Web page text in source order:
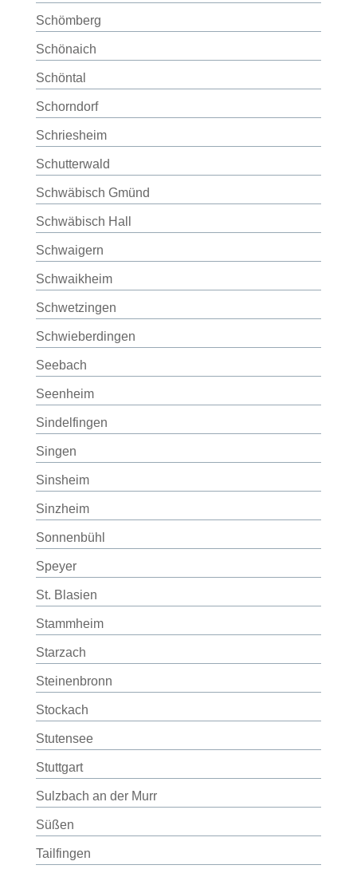
Schömberg
Schönaich
Schöntal
Schorndorf
Schriesheim
Schutterwald
Schwäbisch Gmünd
Schwäbisch Hall
Schwaigern
Schwaikheim
Schwetzingen
Schwieberdingen
Seebach
Seenheim
Sindelfingen
Singen
Sinsheim
Sinzheim
Sonnenbühl
Speyer
St. Blasien
Stammheim
Starzach
Steinenbronn
Stockach
Stutensee
Stuttgart
Sulzbach an der Murr
Süßen
Tailfingen